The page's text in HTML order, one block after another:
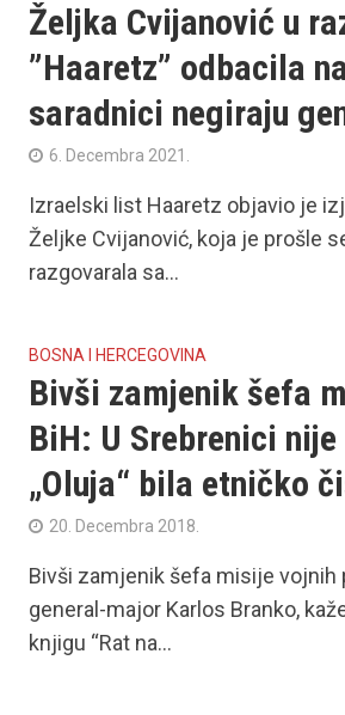
Željka Cvijanović u
”Haaretz” odbacila
saradnici negiraju
6. Decembra 2021.
Izraelski list Haaretz objavio je
Željke Cvijanović, koja je prošle
razgovarala sa...
BOSNA I HERCEGOVINA
Bivši zamjenik šefa
BiH: U Srebrenici
„Oluja“ bila etničko
20. Decembra 2018.
Bivši zamjenik šefa misije vojnih
general-major Karlos Branko,
knjigu “Rat na...